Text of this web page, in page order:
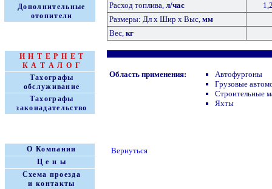
Дополнительные
отопители
И Н Т Е Р Н Е Т
К А Т А Л О Г
Тахографы
обслуживание
Тахографы
законадательство
О Компании
Ц е н ы
Схема проезда
и контакты
Расход топлива, л/час
Размеры: Дл x Шир x Выс, мм
Вес, кг
Область применения:
Автофургоны
Грузовые
Строительные
Яхты
Вернуться